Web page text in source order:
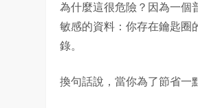
為什麼這很危險？因為一個
敏感的資料：你存在鑰匙圈
錄。
換句話說，當你為了節省一